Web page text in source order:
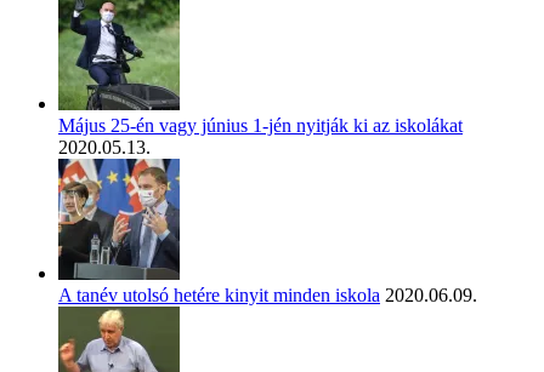
Május 25-én vagy június 1-jén nyitják ki az iskolákat
2020.05.13.
A tanév utolsó hetére kinyit minden iskola 2020.06.09.